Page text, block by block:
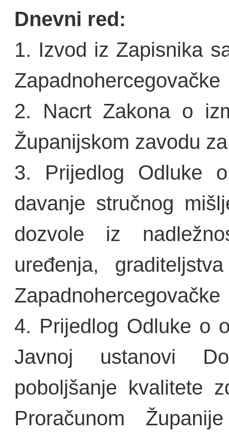
Dnevni red:
1. Izvod iz Zapisnika
Zapadnohercegovačke
2. Nacrt Zakona o
Županijskom zavodu
3. Prijedlog Odluke
davanje stručnog
dozvole iz
uređenja,
Zapadnohercegovačke
4. Prijedlog Odluke o
Javnoj ustanovi
poboljšanje kvalitete
Proračunom